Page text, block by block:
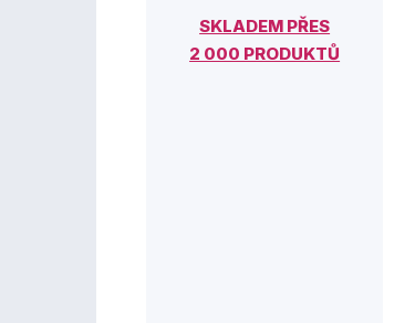
SKLADEM PŘES
2 000 PRODUKTŮ